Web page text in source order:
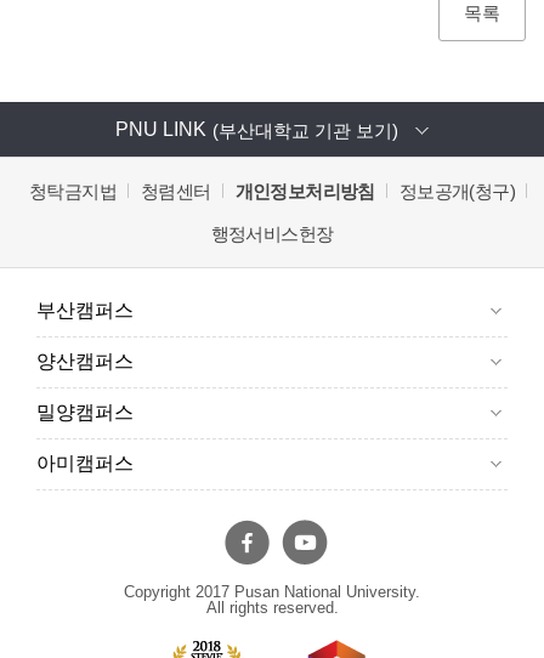
목록
PNU LINK (부산대학교 기관 보기)
청탁금지법 청렴센터 개인정보처리방침 정보공개(청구)
행정서비스헌장
부산캠퍼스
양산캠퍼스
밀양캠퍼스
아미캠퍼스
Copyright 2017 Pusan National University.
All rights reserved.